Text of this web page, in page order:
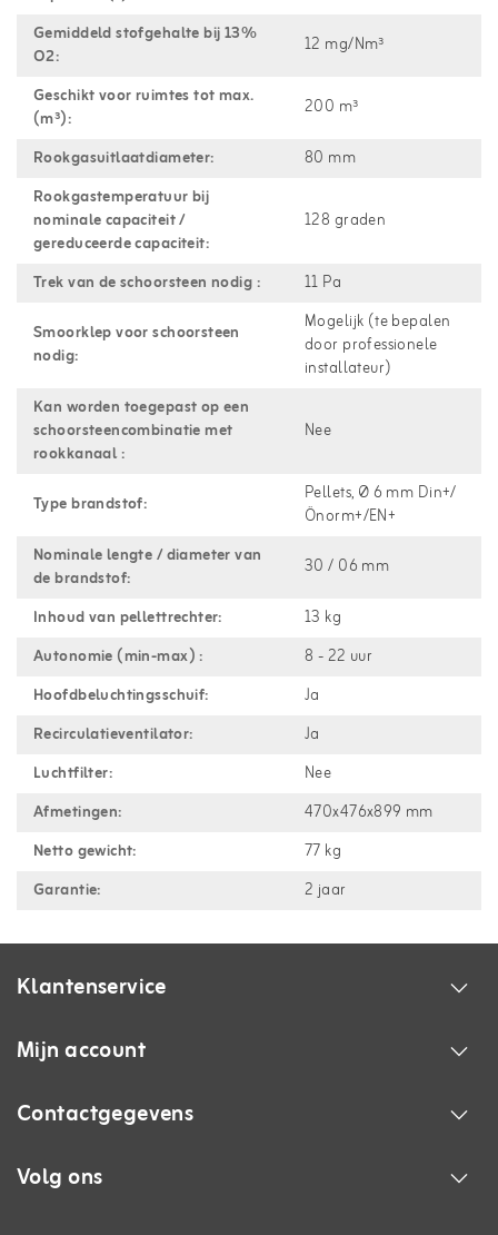
Gemiddeld stofgehalte bij 13%
O2:
12 mg/Nm³
Geschikt voor ruimtes tot max.
(m³):
200 m³
Rookgasuitlaatdiameter:
80 mm
Rookgastemperatuur bij
nominale capaciteit /
gereduceerde capaciteit:
128 graden
Trek van de schoorsteen nodig :
11 Pa
Smoorklep voor schoorsteen
nodig:
Mogelijk (te bepalen
door professionele
installateur)
Kan worden toegepast op een
schoorsteencombinatie met
rookkanaal :
Nee
Type brandstof:
Pellets, Ø 6 mm Din+/
Önorm+/EN+
Nominale lengte / diameter van
de brandstof:
30 / 06 mm
Inhoud van pellettrechter:
13 kg
Autonomie (min-max) :
8 - 22 uur
Hoofdbeluchtingsschuif:
Ja
Recirculatieventilator:
Ja
Luchtfilter:
Nee
Afmetingen:
470x476x899 mm
Netto gewicht:
77 kg
Garantie:
2 jaar
Klantenservice
Mijn account
Contactgegevens
Volg ons